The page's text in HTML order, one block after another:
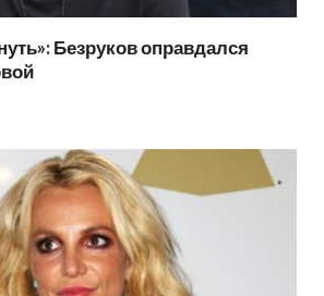
Безруков оправдался